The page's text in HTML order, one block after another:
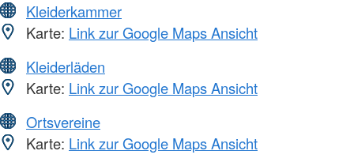
Kleiderkammer
Karte: Link zur Google Maps Ansicht
Kleiderläden
Karte: Link zur Google Maps Ansicht
Ortsvereine
Karte: Link zur Google Maps Ansicht